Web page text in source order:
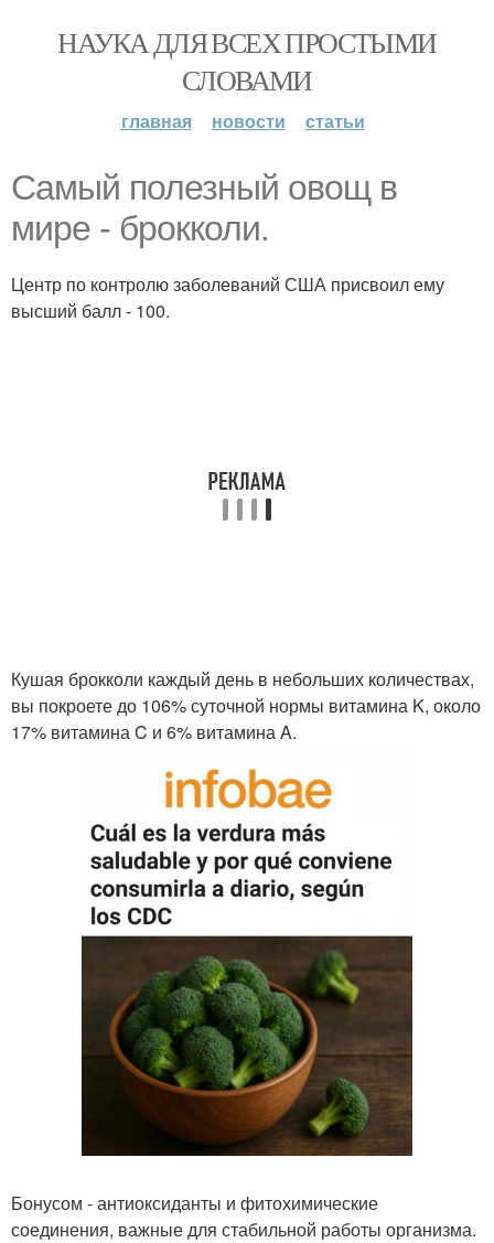
НАУКА ДЛЯ ВСЕХ ПРОСТЫМИ
СЛОВАМИ
главная новости статьи
Самый полезный овощ в
мире - брокколи.
Центр по контролю заболеваний США присвоил ему
высший балл - 100.
Кушая брокколи каждый день в небольших количествах,
вы покроете до 106% суточной нормы витамина K, около
17% витамина C и 6% витамина A.
Бонусом - антиоксиданты и фитохимические
соединения, важные для стабильной работы организма.